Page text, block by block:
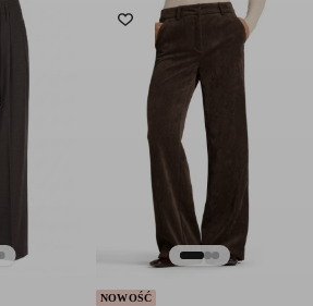
NOWOŚĆ